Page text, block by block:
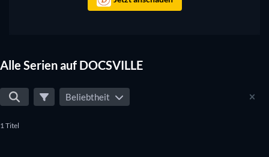
Alle Serien auf DOCSVILLE
Beliebtheit
1 Titel